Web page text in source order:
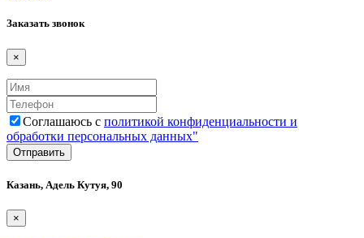
Заказать звонок
×
Соглашаюсь с политикой конфиденциальности и
обработки персональных данных"
Казань, Адель Кутуя, 90
×